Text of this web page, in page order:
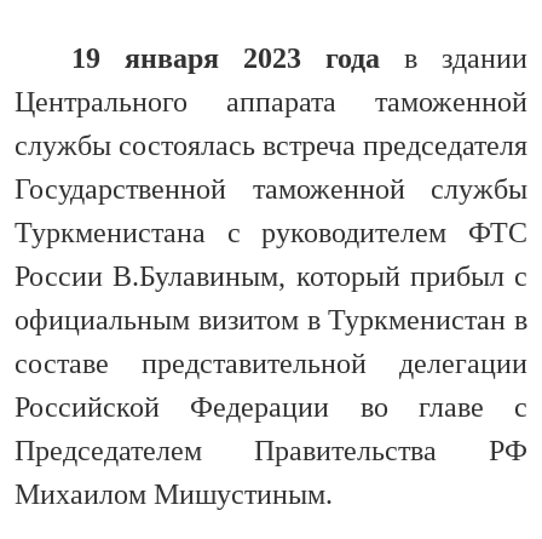
19 января 2023 года в здании
Центрального аппарата таможенной
службы состоялась встреча председателя
Государственной таможенной службы
Туркменистана с руководителем ФТС
России В.Булавиным, который прибыл с
официальным визитом в Туркменистан в
составе представительной делегации
Российской Федерации во главе с
Председателем Правительства РФ
Михаилом Мишустиным.